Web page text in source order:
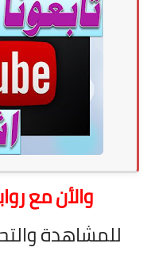
والأن مع
للمشاهدة